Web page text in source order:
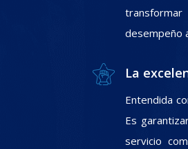
desempeño
La
Entendida
Es
servicio